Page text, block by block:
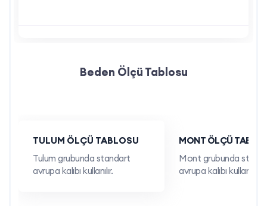
Özelleştirme: Firma logosu, yazı ve renk uygulamaları
İletişim Bilgileri
Telefon: 0212 909 19 45
Beden Ölçü Tablosu
TULUM ÖLÇÜ TABLOSU
Tulum grubunda standart
avrupa kalıbı kullanılır.
MONT ÖLÇÜ
Mont grubunda
avrupa kalıbı kullanılır.